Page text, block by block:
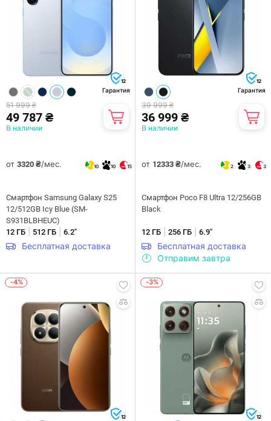
12
Гарантия
51 999 ₴
49 787 ₴
В наличии
от 3320 ₴/мес. 10 10 15
Смартфон Samsung Galaxy S25
12/512GB Icy Blue (SM-
S931BLBHEUC)
12 ГБ
512 ГБ 6.2"
Бесплатная доставка
12
Гарантия
39 999 ₴
36 999 ₴
В наличии
от 12333 ₴/мес. 2 3 3
Смартфон Poco F8 Ultra 12/256GB
Black
12 ГБ 256 ГБ 6.9"
Бесплатная доставка
Отправим завтра
-4%
12
-3%
12